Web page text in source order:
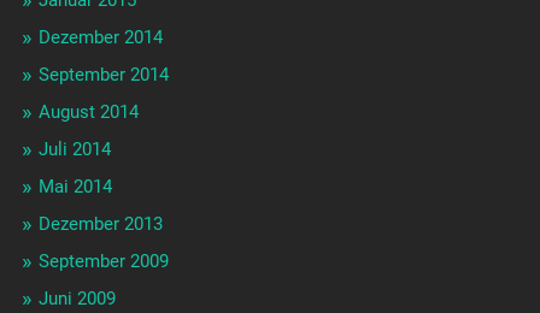
Dezember 2014
September 2014
August 2014
Juli 2014
Mai 2014
Dezember 2013
September 2009
Juni 2009